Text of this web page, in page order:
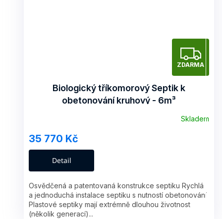
Z
D
R
ZDARMA
Biologický tříkomorový Septik k
obetonování kruhový - 6m³
Skladem
35 770 Kč
Detail
Osvědčená a patentovaná konstrukce septiku Rychlá
a jednoduchá instalace septiku s nutností obetonování
Plastové septiky mají extrémně dlouhou životnost
(několik generací)...